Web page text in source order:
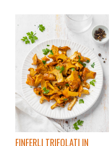
FINFERLI TRIFOLATI IN